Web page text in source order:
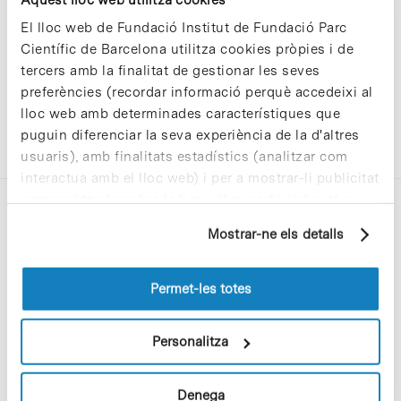
El lloc web de Fundació Institut de Fundació Parc
Científic de Barcelona utilitza cookies pròpies i de
tercers amb la finalitat de gestionar les seves
preferències (recordar informació perquè accedeixi al
lloc web amb determinades característiques que
puguin diferenciar la seva experiència de la d'altres
usuaris), amb finalitats estadístics (analitzar com
interactua amb el lloc web) i per a mostrar-li publicitat
personalitzada sobre la base d'un perfil elaborat a
pàgines visitades). Per a obtenir més informació sobre
les cookies pot consultar laPolítica de cookiesdel
Mostrar-ne els detalls
Permet-les totes
Personalitza
Denega
C/Baldiri Reixac, 4-12 i 15